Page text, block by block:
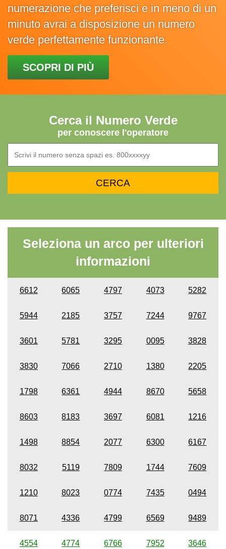
numerazione che preferisci e in meno di un
minuto avrai a disposizione un numero
verde perfettamente funzionante.
SCOPRI DI PIÙ
Cerca il Numero Verde
per conoscere l'operatore
Seleziona un arco per ulteriori
informazioni
6612 6065 4797 4073 5282
5944 2185 3757 7244 9767
3601 5781 3295 0095 3828
3830 7066 2710 1380 2205
1798 6361 4944 8670 5658
8603 8183 3697 6081 1216
1498 8854 2077 6300 6167
8032 5119 7809 1744 7609
1210 8023 0774 7435 0494
8071 4336 4799 6569 9489
4554 4774 6766 7952 3646